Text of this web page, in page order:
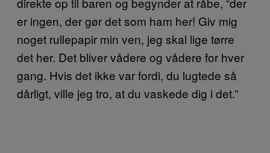
er ingen, der gør det som ham her! Giv mig
noget rullepapir min ven, jeg skal lige tørre
det her. Det bliver vådere og vådere for hver
gang. Hvis det ikke var fordi, du lugtede så
dårligt, ville jeg tro, at du vaskede dig i det.”